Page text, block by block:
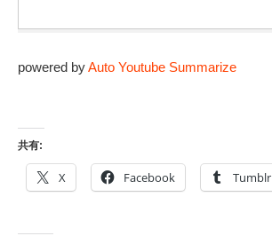
powered byAuto Youtube Summarize
共有:
X Facebook Tumblr